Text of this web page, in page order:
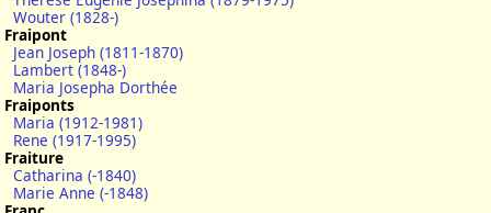
Wouter (1828-)
Fraipont
Jean Joseph (1811-1870)
Lambert (1848-)
Maria Josepha Dorthée
Fraiponts
Maria (1912-1981)
Rene (1917-1995)
Fraiture
Catharina (-1840)
Marie Anne (-1848)